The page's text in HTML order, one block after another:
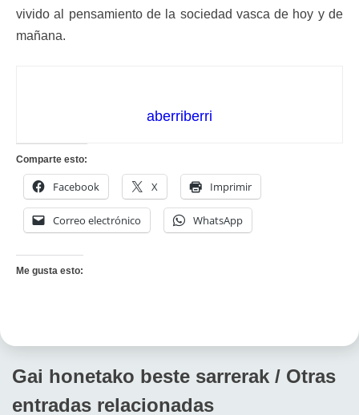
vivido al pensamiento de la sociedad vasca de hoy y de
mañana.
aberriberri
Comparte esto:
Facebook X Imprimir
Correo electrónico WhatsApp
Me gusta esto:
Gai honetako beste sarrerak / Otras
entradas relacionadas